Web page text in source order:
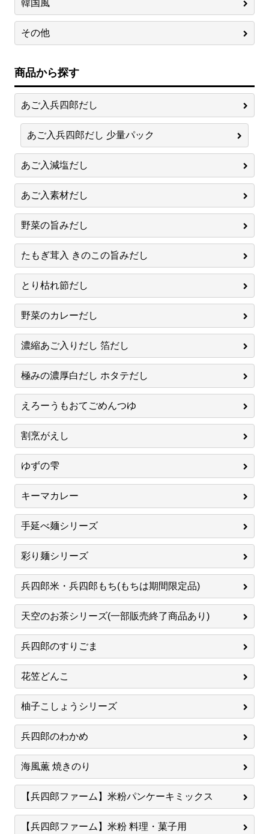
韓国風
その他
商品から探す
あご入兵四郎だし
あご入兵四郎だし 少量パック
あご入減塩だし
あご入素材だし
野菜の旨みだし
たもぎ茸入 きのこの旨みだし
とり枯れ節だし
野菜のカレーだし
濃縮あご入りだし 箔だし
極みの濃厚白だし ホタテだし
えろーうもおてごめんつゆ
割烹がえし
ゆずの雫
キーマカレー
手延べ麺シリーズ
彩り麺シリーズ
兵四郎米・兵四郎もち(もちは期間限定品)
天空のお茶シリーズ(一部販売終了商品あり)
兵四郎のすりごま
花笠どんこ
柚子こしょうシリーズ
兵四郎のわかめ
海風薫 焼きのり
【兵四郎ファーム】米粉パンケーキミックス
【兵四郎ファーム】米粉 料理・菓子用